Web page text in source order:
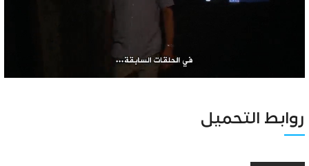
Unmute Settings
روابط التحميل